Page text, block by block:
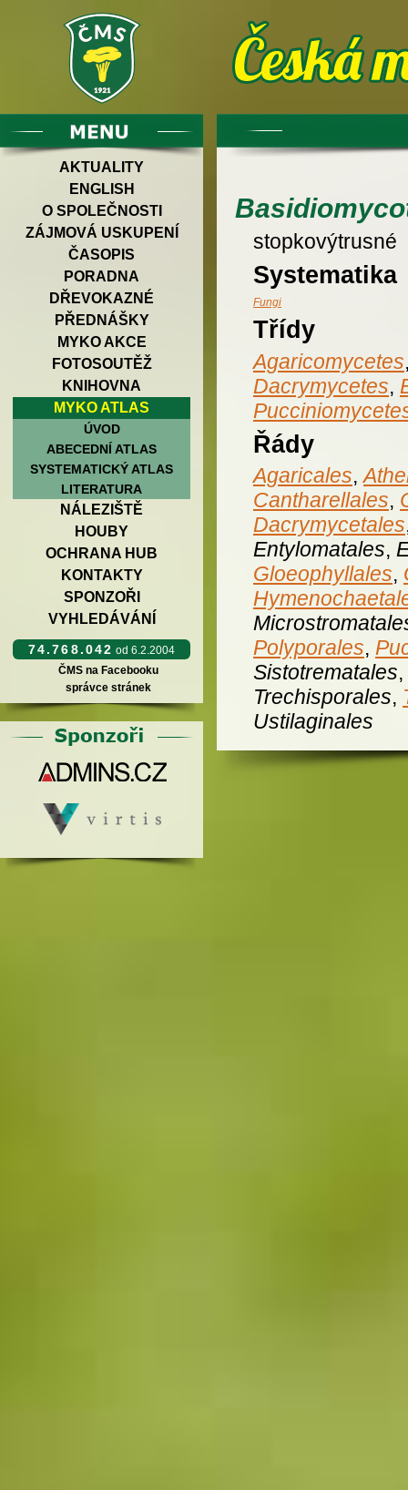
AKTUALITY
ENGLISH
O SPOLEČNOSTI
ZÁJMOVÁ USKUPENÍ
ČASOPIS
PORADNA
DŘEVOKAZNÉ
PŘEDNÁŠKY
MYKO AKCE
FOTOSOUTĚŽ
KNIHOVNA
MYKO ATLAS
ÚVOD
ABECEDNÍ ATLAS
SYSTEMATICKÝ ATLAS
LITERATURA
NÁLEZIŠTĚ
HOUBY
OCHRANA HUB
KONTAKTY
SPONZOŘI
VYHLEDÁVÁNÍ
74.768.042 od 6.2.2004
ČMS na Facebooku
správce stránek
stopkovýtrusné
Systematika
Fungi
Třídy
Agaricomycetes
Dacrymycetes,
Řády
Agaricales,
Cantharellales,
Dacrymycetales
Entylomatales,
Gloeophyllales,
Polyporales,
Sistotrematales,
Trechisporales,
Ustilaginales